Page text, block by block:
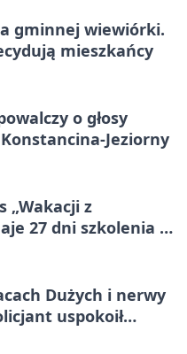
gminnej wiewiórki.
mieszkańcy
o głosy
Jeziorny
„Wakacji z
27 dni szkolenia i
Dużych i nerwy
uspokoił